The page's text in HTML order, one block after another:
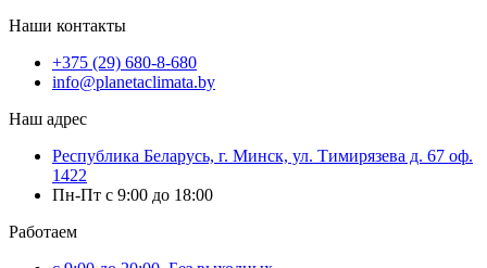
Наши контакты
+375 (29) 680-8-680
info@planetaclimata.by
Наш адрес
Республика Беларусь, г. Минск, ул. Тимирязева д. 67 оф.
1422
Пн-Пт с 9:00 до 18:00
Работаем